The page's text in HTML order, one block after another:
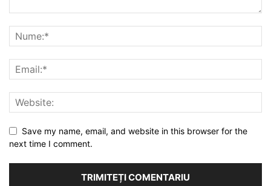
Save my name, email, and website in this browser for the
next time I comment.